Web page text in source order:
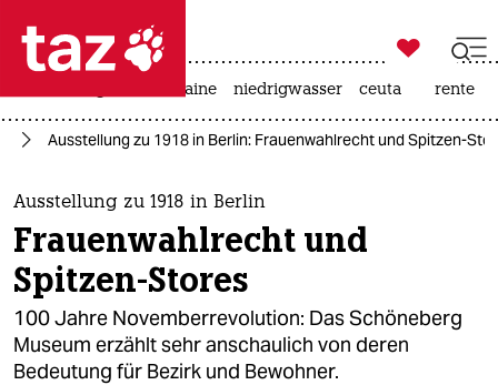
 taz zahl ich
taz zahl ich
themen
politik
öko
gesellschaft

taz zahl ich
krieg in der ukraine niedrigwasser ceuta rente
Ausstellung zu 1918 in Berlin: Frauenwahlrecht und Spitzen-
Ausstellung zu 1918 in Berlin
Frauenwahlrecht und
Spitzen-Stores
100 Jahre Novemberrevolution: Das Schöneberg
Museum erzählt sehr anschaulich von deren
Bedeutung für Bezirk und Bewohner.